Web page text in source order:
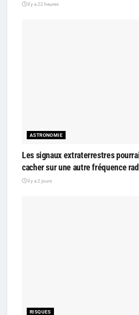
il y a 22 heures
ASTRONOMIE
Les signaux extraterrestres
cacher sur une autre fréquence
il y a 2 jours
RISQUES